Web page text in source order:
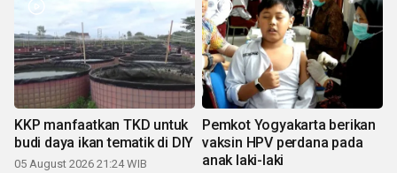
KKP manfaatkan TKD untuk
budi daya ikan tematik di DIY
05 August 2026 21:24 WIB
Pemkot Yogyakarta berikan
vaksin HPV perdana pada
anak laki-laki